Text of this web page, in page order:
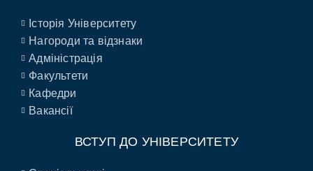
Історія Університету
Нагороди та відзнаки
Адміністрація
Факультети
Кафедри
Вакансії
ВСТУП ДО УНІВЕРСИТЕТУ